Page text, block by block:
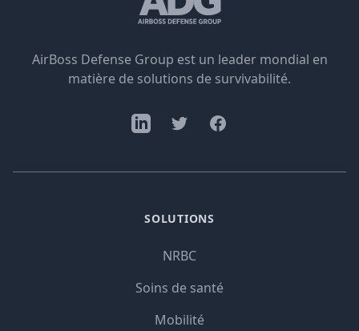
AirBoss Defense Group est un leader mondial en
matière de solutions de survivabilité.
SOLUTIONS
NRBC
Soins de santé
Mobilité